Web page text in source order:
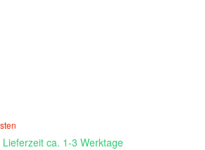
ca. 1-3 Werktage